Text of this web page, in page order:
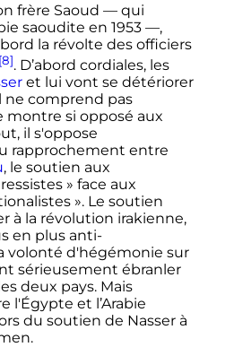
frère Saoud — qui
saoudite en 1953 —,
la révolte des officiers
[8]. D’abord cordiales, les
et lui vont se détériorer
ne comprend pas
montre si opposé aux
il s'oppose
rapprochement entre
, le soutien aux
» face aux
». Le soutien
à la révolution irakienne,
en plus anti-
volonté d'hégémonie sur
sérieusement ébranler
deux pays. Mais
l'Égypte et l’Arabie
du soutien de Nasser à